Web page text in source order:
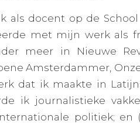
als docent op de
met mijn werk als
meer in Nieuwe
Amsterdammer,
dat ik maakte in
ik journalistieke
politiek; en